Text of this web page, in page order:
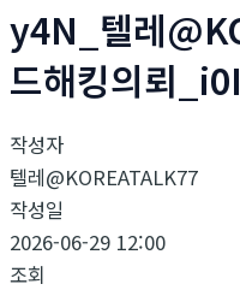
y4N_텔레
드해킹의뢰_i0I
작성자
텔레@KOREATALK77
작성일
2026-06-29 12:00
조회